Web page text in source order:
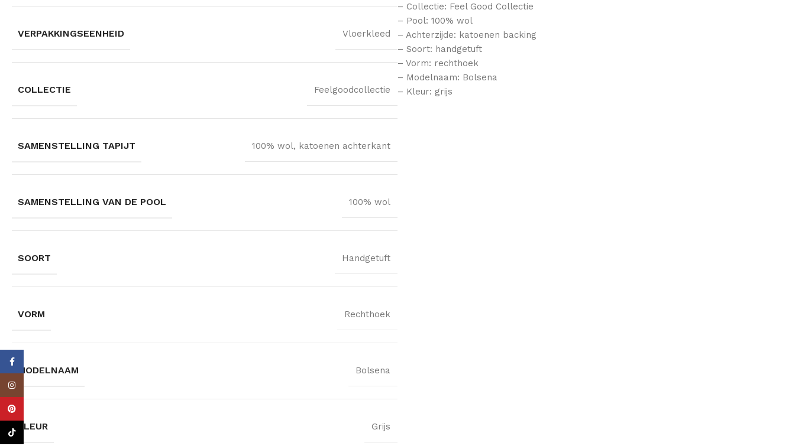
VERPAKKINGSEENHEID Vloerkleed
COLLECTIE Feelgoodcollectie
SAMENSTELLING TAPIJT 100% wol, katoenen achterkant
SAMENSTELLING VAN DE POOL 100% wol
SOORT Handgetuft
VORM Rechthoek
MODELNAAM Bolsena
KLEUR Grijs
– Collectie: Feel Good Collectie
– Pool: 100% wol
– Achterzijde: katoenen backing
– Soort: handgetuft
– Vorm: rechthoek
– Modelnaam: Bolsena
– Kleur: grijs
TikTok